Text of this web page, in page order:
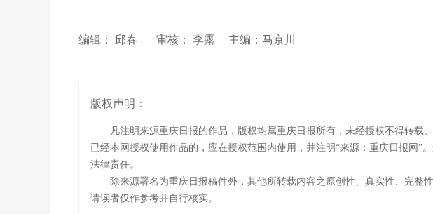
编辑： 邱春 审核： 李露 主编：马京川
版权声明：
凡注明来源重庆日报的作品，版权均属重庆日报所有，未经授权不得转载
已经本网授权使用作品的，应在授权范围内使用，并注明“来源：重庆日报网”
法律责任。
除来源署名为重庆日报稿件外，其他所转载内容之原创性、真实性、完整
请读者仅作参考并自行核实。